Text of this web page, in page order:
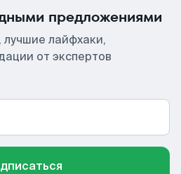
предложениями
лайфхаки,
от экспертов